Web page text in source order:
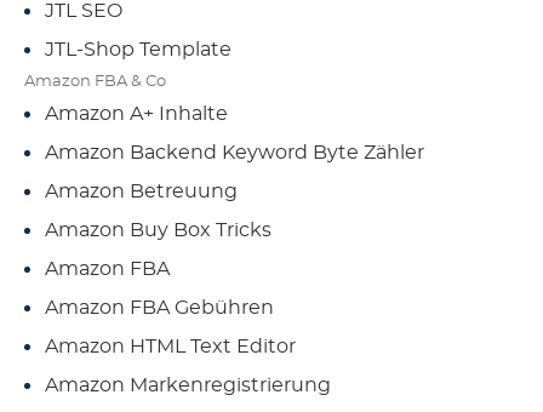
JTL SEO
JTL-Shop Template
Amazon FBA & Co
Amazon A+ Inhalte
Amazon Backend Keyword Byte Zähler
Amazon Betreuung
Amazon Buy Box Tricks
Amazon FBA
Amazon FBA Gebühren
Amazon HTML Text Editor
Amazon Markenregistrierung